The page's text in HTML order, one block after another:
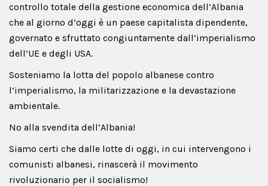
controllo totale della gestione economica dell’Albania
che al giorno d’oggi è un paese capitalista dipendente,
governato e sfruttato congiuntamente dall’imperialismo
dell’UE e degli USA.
Sosteniamo la lotta del popolo albanese contro
l’imperialismo, la militarizzazione e la devastazione
ambientale.
No alla svendita dell’Albania!
Siamo certi che dalle lotte di oggi, in cui intervengono i
comunisti albanesi, rinascerà il movimento
rivoluzionario per il socialismo!